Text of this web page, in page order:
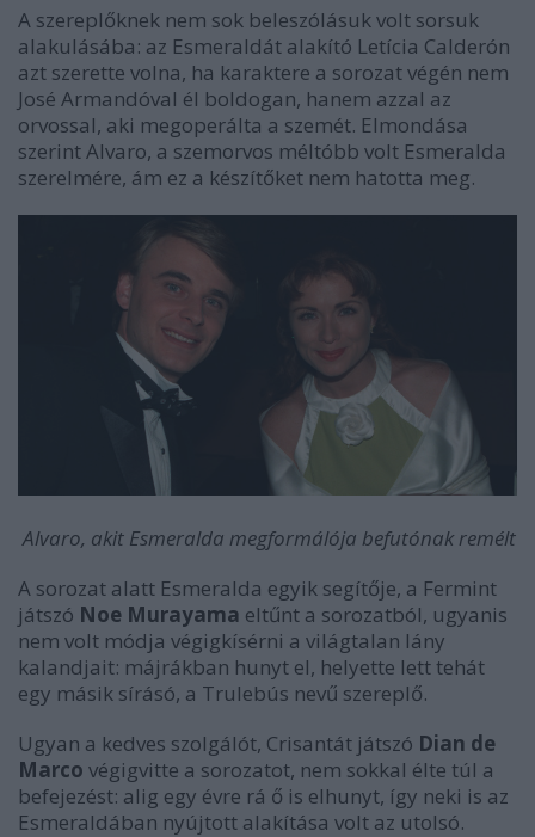
A szereplőknek nem sok beleszólásuk volt sorsuk
alakulásába: az Esmeraldát alakító Letícia Calderón
azt szerette volna, ha karaktere a sorozat végén nem
José Armandóval él boldogan, hanem azzal az
orvossal, aki megoperálta a szemét. Elmondása
szerint Alvaro, a szemorvos méltóbb volt Esmeralda
szerelmére, ám ez a készítőket nem hatotta meg.
Alvaro, akit Esmeralda megformálója befutónak remélt
A sorozat alatt Esmeralda egyik segítője, a Fermint
játszó Noe Murayama eltűnt a sorozatból, ugyanis
nem volt módja végigkísérni a világtalan lány
kalandjait: májrákban hunyt el, helyette lett tehát
egy másik sírásó, a Trulebús nevű szereplő.
Ugyan a kedves szolgálót, Crisantát játszó Dian de
Marco végigvitte a sorozatot, nem sokkal élte túl a
befejezést: alig egy évre rá ő is elhunyt, így neki is az
Esmeraldában nyújtott alakítása volt az utolsó.